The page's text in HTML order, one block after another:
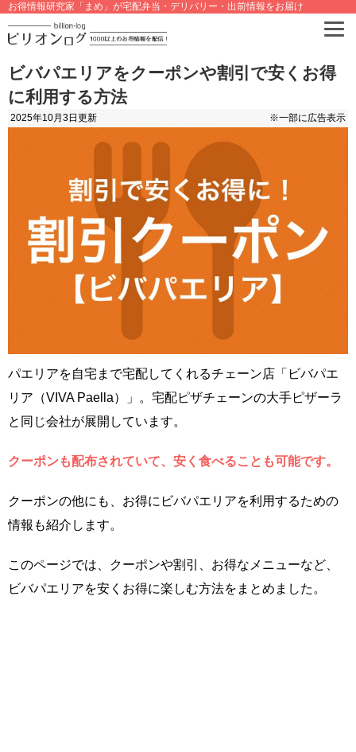
お得情報研究家「まめ」が宅配弁当・デリバリー・出前情報をお届け
ビバパエリアをクーポンや割引で安くお得
に利用する方法
2025年10月3日 更新 ※一部に広告表示
パエリアを自宅まで宅配してくれるチェーン店「ビバパエ
リア（VIVA Paella）」。宅配ピザチェーンの大手ピザーラ
と同じ会社が展開しています。
クーポンも配布されていて、安く食べることも可能です。
クーポンの他にも、お得にビバパエリアを利用するための
情報も紹介します。
このページでは、クーポンや割引、お得なメニューなど、
ビバパエリアを安くお得に楽しむ方法をまとめました。